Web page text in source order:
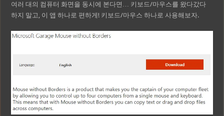
여러 대의 컴퓨터 화면을 동시에 본다면… 키보드/마우스를 왔다갔다
하지 말고, 이 앱 하나로 편하게! 키보드/마우스 하나로 사용해보자.